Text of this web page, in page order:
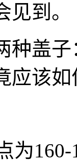
到。
种盖子
应该
为